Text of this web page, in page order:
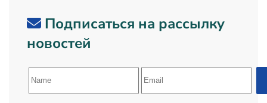
Подписаться на рассылку
новостей